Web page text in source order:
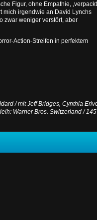
Figur, ohne Empathie,
mich irgendwie an David Lynchs
zwar weniger verstört, aber
Action-Streifen in perfektem
/ mit Jeff Bridges, Cynthia
Warner Bros. Switzerland / 145